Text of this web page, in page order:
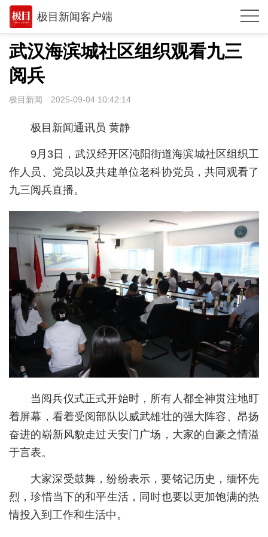
极目新闻客户端
推荐
观点
时政
世相
环球
极客圈
经济
城建
科教
健康
悠游
汽车
房产
创意
文化
武汉海滨城社区组织观看九三
阅兵
极目新闻 2025-09-04 10:42:14
极目新闻通讯员 黄静
9月3日，武汉经开区沌阳街道海滨城社区组织工
作人员、党员以及共建单位老科协党员，共同观看了
九三阅兵直播。
当阅兵仪式正式开始时，所有人都全神贯注地盯
着屏幕，看着受阅部队以威武雄壮的强大阵容、昂扬
奋进的崭新风貌走过天安门广场，大家的自豪之情溢
于言表。
大家深受鼓舞，纷纷表示，要铭记历史，缅怀先
烈，珍惜当下的和平生活，同时也要以更加饱满的热
情投入到工作和生活中。